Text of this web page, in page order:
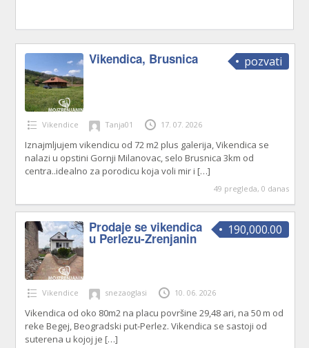
pozvati
Vikendica, Brusnica
Vikendice Tanja01 17. 07. 2026
Iznajmljujem vikendicu od 72 m2 plus galerija, Vikendica se
nalazi u opstini Gornji Milanovac, selo Brusnica 3km od
centra..idealno za porodicu koja voli mir i […]
49 pregleda, 0 danas
190,000.00
Prodaje se vikendica
u Perlezu-Zrenjanin
Vikendice snezaoglasi 10. 06. 2026
Vikendica od oko 80m2 na placu površine 29,48 ari, na 50 m od
reke Begej, Beogradski put-Perlez. Vikendica se sastoji od
suterena u kojoj je […]